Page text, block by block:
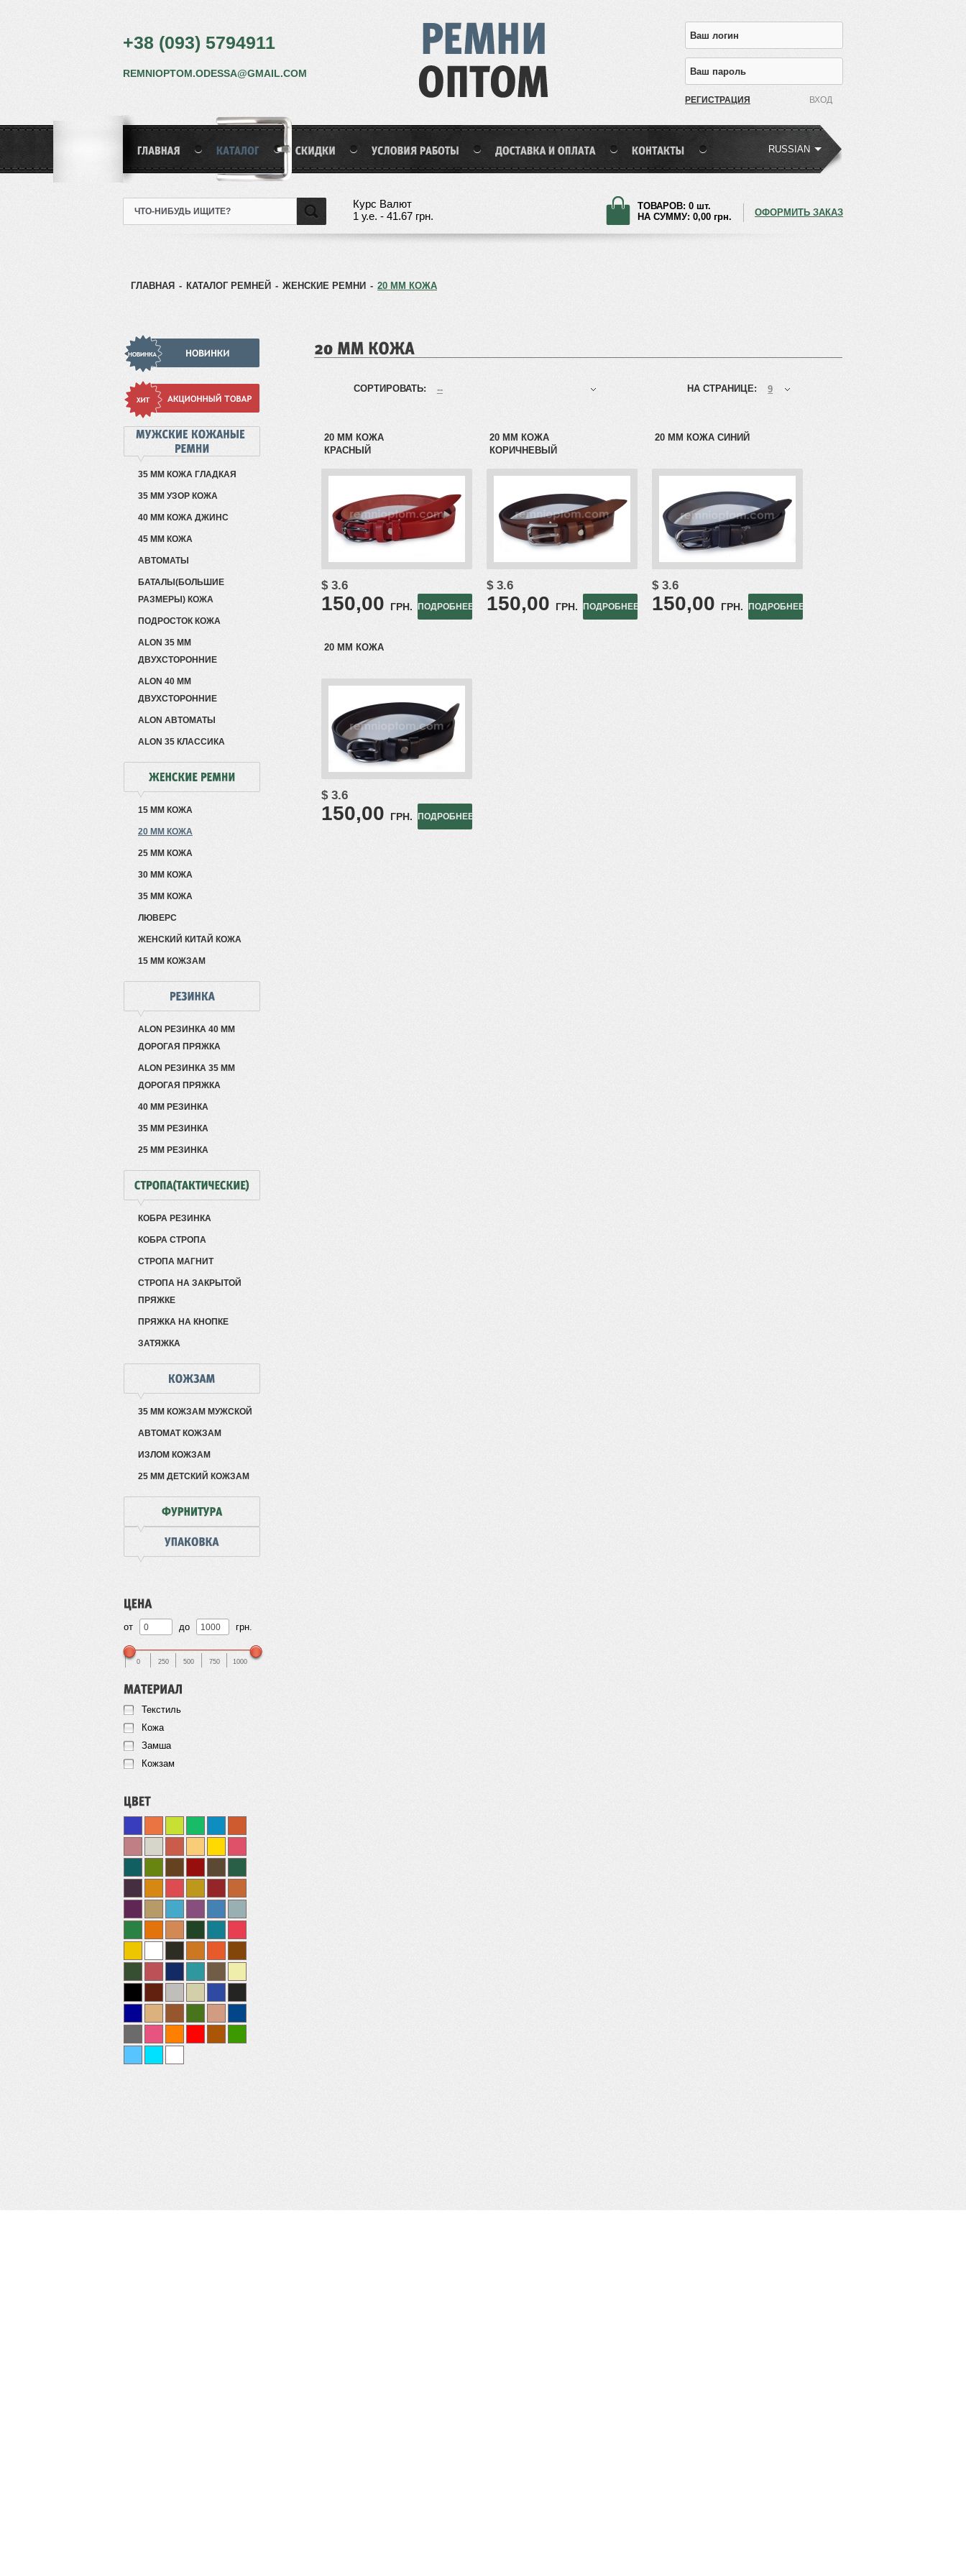
+38 (093) 5794911
REMNIOPTOM.ODESSA@GMAIL.COM
РЕГИСТРАЦИЯ
RUSSIAN
Курс Валют
1 у.е. - 41.67 грн.
ТОВАРОВ: 0 шт.
НА СУММУ: 0,00 грн. ОФОРМИТЬ ЗАКАЗ
ГЛАВНАЯ - КАТАЛОГ РЕМНЕЙ - ЖЕНСКИЕ РЕМНИ - 20 ММ КОЖА
35 ММ КОЖА ГЛАДКАЯ
35 ММ УЗОР КОЖА
40 ММ КОЖА ДЖИНС
45 ММ КОЖА
АВТОМАТЫ
БАТАЛЫ(БОЛЬШИЕ
РАЗМЕРЫ) КОЖА
ПОДРОСТОК КОЖА
ALON 35 ММ
ДВУХСТОРОННИЕ
ALON 40 ММ
ДВУХСТОРОННИЕ
ALON АВТОМАТЫ
ALON 35 КЛАССИКА
15 ММ КОЖА
20 ММ КОЖА
25 ММ КОЖА
30 ММ КОЖА
35 ММ КОЖА
ЛЮВЕРС
ЖЕНСКИЙ КИТАЙ КОЖА
15 ММ КОЖЗАМ
ALON РЕЗИНКА 40 ММ
ДОРОГАЯ ПРЯЖКА
ALON РЕЗИНКА 35 ММ
ДОРОГАЯ ПРЯЖКА
40 ММ РЕЗИНКА
35 ММ РЕЗИНКА
25 ММ РЕЗИНКА
КОБРА РЕЗИНКА
КОБРА СТРОПА
СТРОПА МАГНИТ
СТРОПА НА ЗАКРЫТОЙ
ПРЯЖКЕ
ПРЯЖКА НА КНОПКЕ
ЗАТЯЖКА
35 ММ КОЖЗАМ МУЖСКОЙ
АВТОМАТ КОЖЗАМ
ИЗЛОМ КОЖЗАМ
25 ММ ДЕТСКИЙ КОЖЗАМ
от до грн.
0 250 500 750 1000
Текстиль
Кожа
Замша
Кожзам
СОРТИРОВАТЬ: -- НА СТРАНИЦЕ: 9
20 ММ КОЖА
КРАСНЫЙ
$ 3.6
150,00 ГРН. ПОДРОБНЕЕ
20 ММ КОЖА
КОРИЧНЕВЫЙ
$ 3.6
150,00 ГРН. ПОДРОБНЕЕ
20 ММ КОЖА СИНИЙ
$ 3.6
150,00 ГРН. ПОДРОБНЕЕ
20 ММ КОЖА
$ 3.6
150,00 ГРН. ПОДРОБНЕЕ